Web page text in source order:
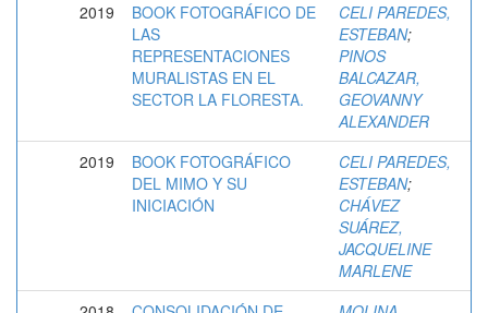
2019
BOOK FOTOGRÁFICO DE
LAS
REPRESENTACIONES
MURALISTAS EN EL
SECTOR LA FLORESTA.
CELI PAREDES,
ESTEBAN;
PINOS
BALCAZAR,
GEOVANNY
ALEXANDER
2019
BOOK FOTOGRÁFICO
DEL MIMO Y SU
INICIACIÓN
CELI PAREDES,
ESTEBAN;
CHÁVEZ
SUÁREZ,
JACQUELINE
MARLENE